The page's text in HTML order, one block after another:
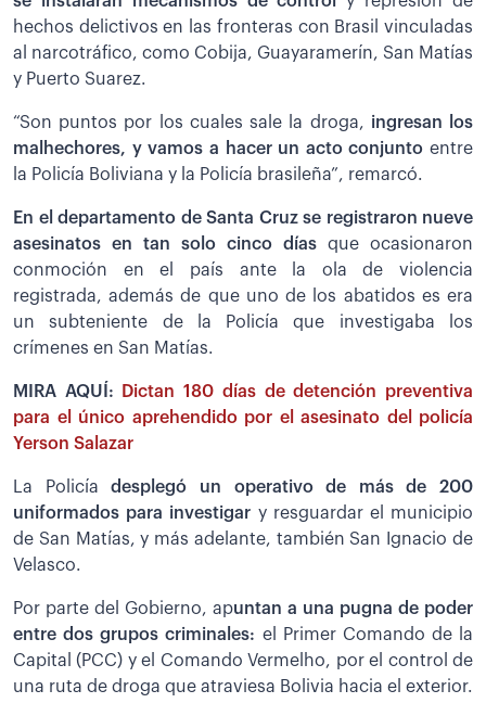
hechos delictivos en las fronteras con Brasil vinculadas
al narcotráfico, como Cobija, Guayaramerín, San Matías
y Puerto Suarez.
“Son puntos por los cuales sale la droga, ingresan los
malhechores, y vamos a hacer un acto conjunto entre
la Policía Boliviana y la Policía brasileña”, remarcó.
En el departamento de Santa Cruz se registraron nueve
asesinatos en tan solo cinco días que ocasionaron
conmoción en el país ante la ola de violencia
registrada, además de que uno de los abatidos es era
un subteniente de la Policía que investigaba los
crímenes en San Matías.
MIRA AQUÍ:
Dictan 180 días de detención preventiva
para el único aprehendido por el asesinato del policía
Yerson Salazar
La Policíadesplegó un operativo de más de 200
uniformados para investigar y resguardar el municipio
de San Matías, y más adelante, también San Ignacio de
Velasco.
Por parte del Gobierno, apuntan a una pugna de poder
entre dos grupos criminales: el Primer Comando de la
Capital (PCC) y el Comando Vermelho, por el control de
una ruta de droga que atraviesa Bolivia hacia el exterior.